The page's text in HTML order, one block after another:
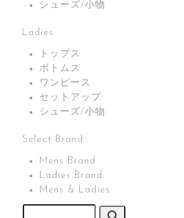
シューズ/小物
Ladies
トップス
ボトムス
ワンピース
セットアップ
シューズ/小物
Select Brand
Mens Brand
Ladies Brand
Mens & Ladies